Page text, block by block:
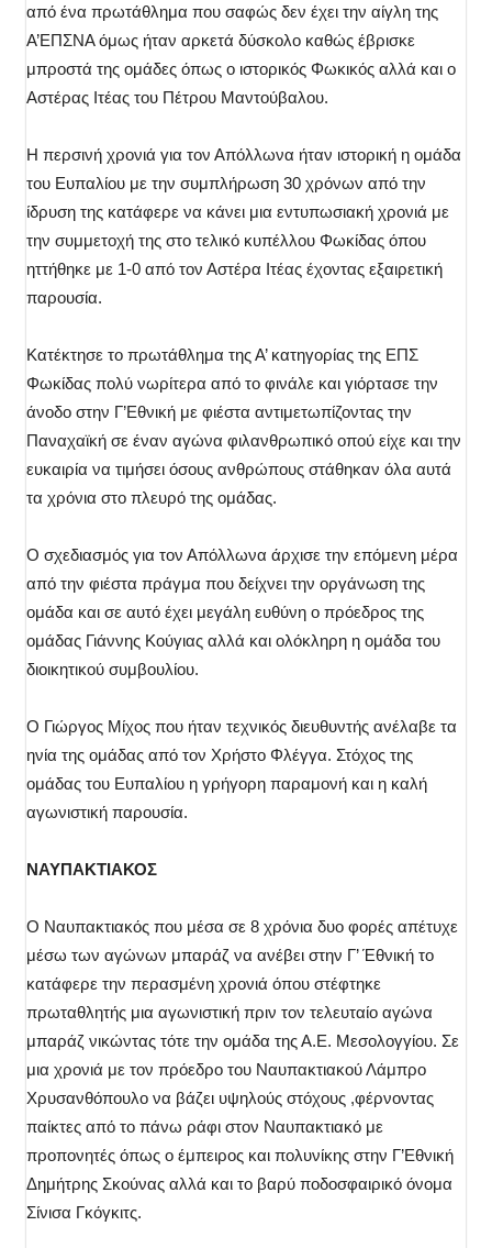
από ένα πρωτάθλημα που σαφώς δεν έχει την αίγλη της
Α’ΕΠΣΝΑ όμως ήταν αρκετά δύσκολο καθώς έβρισκε
μπροστά της ομάδες όπως ο ιστορικός Φωκικός αλλά και ο
Αστέρας Ιτέας του Πέτρου Μαντούβαλου.
Η περσινή χρονιά για τον Απόλλωνα ήταν ιστορική η ομάδα
του Ευπαλίου με την συμπλήρωση 30 χρόνων από την
ίδρυση της κατάφερε να κάνει μια εντυπωσιακή χρονιά με
την συμμετοχή της στο τελικό κυπέλλου Φωκίδας όπου
ηττήθηκε με 1-0 από τον Αστέρα Ιτέας έχοντας εξαιρετική
παρουσία.
Κατέκτησε το πρωτάθλημα της Α’ κατηγορίας της ΕΠΣ
Φωκίδας πολύ νωρίτερα από το φινάλε και γιόρτασε την
άνοδο στην Γ’Εθνική με φιέστα αντιμετωπίζοντας την
Παναχαϊκή σε έναν αγώνα φιλανθρωπικό οπού είχε και την
ευκαιρία να τιμήσει όσους ανθρώπους στάθηκαν όλα αυτά
τα χρόνια στο πλευρό της ομάδας.
Ο σχεδιασμός για τον Απόλλωνα άρχισε την επόμενη μέρα
από την φιέστα πράγμα που δείχνει την οργάνωση της
ομάδα και σε αυτό έχει μεγάλη ευθύνη ο πρόεδρος της
ομάδας Γιάννης Κούγιας αλλά και ολόκληρη η ομάδα του
διοικητικού συμβουλίου.
Ο Γιώργος Μίχος που ήταν τεχνικός διευθυντής ανέλαβε τα
ηνία της ομάδας από τον Χρήστο Φλέγγα. Στόχος της
ομάδας του Ευπαλίου η γρήγορη παραμονή και η καλή
αγωνιστική παρουσία.
ΝΑΥΠΑΚΤΙΑΚΟΣ
Ο Ναυπακτιακός που μέσα σε 8 χρόνια δυο φορές απέτυχε
μέσω των αγώνων μπαράζ να ανέβει στην Γ’ Έθνική το
κατάφερε την περασμένη χρονιά όπου στέφτηκε
πρωταθλητής μια αγωνιστική πριν τον τελευταίο αγώνα
μπαράζ νικώντας τότε την ομάδα της Α.Ε. Μεσολογγίου. Σε
μια χρονιά με τον πρόεδρο του Ναυπακτιακού Λάμπρο
Χρυσανθόπουλο να βάζει υψηλούς στόχους ,φέρνοντας
παίκτες από το πάνω ράφι στον Ναυπακτιακό με
προπονητές όπως ο έμπειρος και πολυνίκης στην Γ’Εθνική
Δημήτρης Σκούνας αλλά και το βαρύ ποδοσφαιρικό όνομα
Σίνισα Γκόγκιτς.